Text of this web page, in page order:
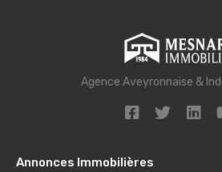
Agence Aveyronnaise &
Annonces Immobilières